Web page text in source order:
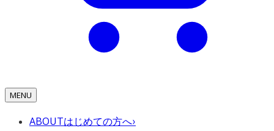
MENU
ABOUTはじめての方へ›